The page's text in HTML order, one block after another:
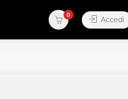
0
Accedi